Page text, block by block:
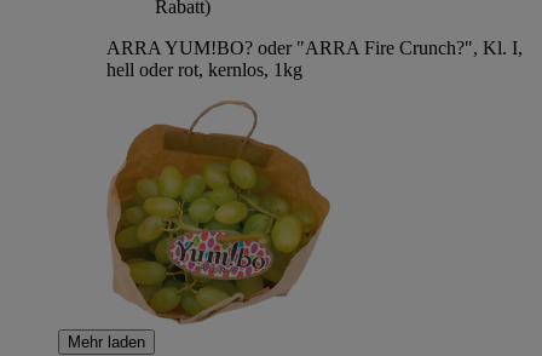
Rabatt)
ARRA YUM!BO? oder "ARRA Fire Crunch?", Kl. I,
hell oder rot, kernlos, 1kg
Mehr laden